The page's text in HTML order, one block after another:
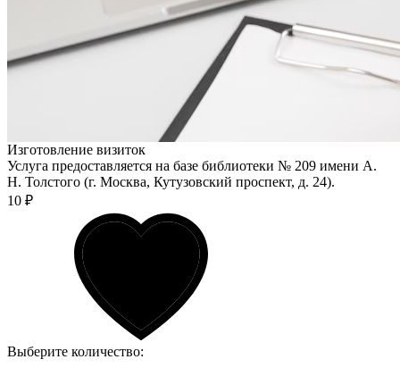
Изготовление визиток
Услуга предоставляется на базе библиотеки № 209 имени А.
Н. Толстого (г. Москва, Кутузовский проспект, д. 24).
10 ₽
Выберите количество: